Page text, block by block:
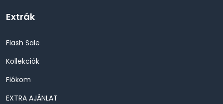
Extrák
Flash Sale
Kollekciók
Fiókom
EXTRA AJÁNLAT